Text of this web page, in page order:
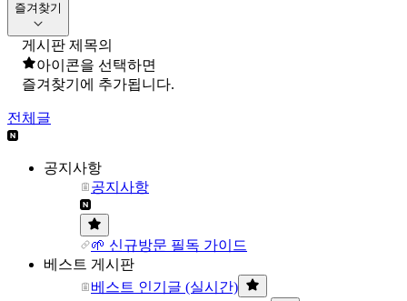
즐겨찾기
게시판 제목의
아이콘을 선택하면
즐겨찾기에 추가됩니다.
전체글
공지사항
공지사항
🌱 신규방문 필독 가이드
베스트 게시판
베스트 인기글 (실시간)